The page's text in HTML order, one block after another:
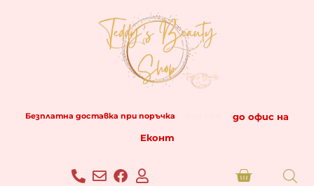
Безплатна доставка при поръчка
до офис на
Еконт